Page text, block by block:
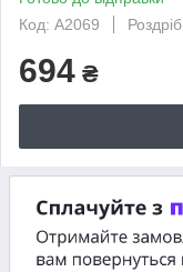
Код: A2069
Роздріб
694 ₴